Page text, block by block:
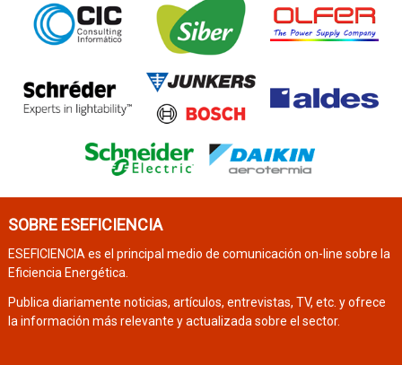
SOBRE ESEFICIENCIA
ESEFICIENCIA es el principal medio de comunicación on-line sobre la
Eficiencia Energética.
Publica diariamente noticias, artículos, entrevistas, TV, etc. y ofrece
la información más relevante y actualizada sobre el sector.